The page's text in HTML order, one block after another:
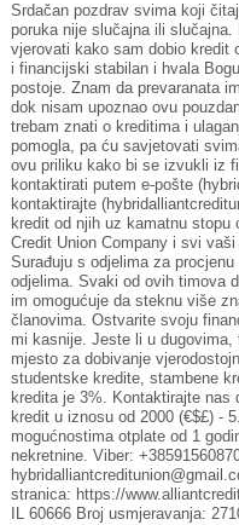
Srdačan pozdrav svima koji
poruka nije slučajna ili
vjerovati kako sam dobio kredit
i financijski stabilan i hvala
postoje. Znam da prevaranata
dok nisam upoznao ovu
trebam znati o kreditima i
pomogla, pa ću savjetovati
ovu priliku kako bi se izvukli iz
kontaktirati putem e-pošte
kontaktirajte
kredit od njih uz kamatnu
Credit Union Company i svi
Surađuju s odjelima za
odjelima. Svaki od ovih timova
im omogućuje da steknu više
članovima. Ostvarite svoju
mi kasnije. Jeste li u
mjesto za dobivanje
studentske kredite, stambene
kredita je 3%. Kontaktirajte
kredit u iznosu od 2000 (€$£) -
mogućnostima otplate od 1
nekretnine. Viber:
stranica: https://
IL 60666 Broj usmjeravanja: